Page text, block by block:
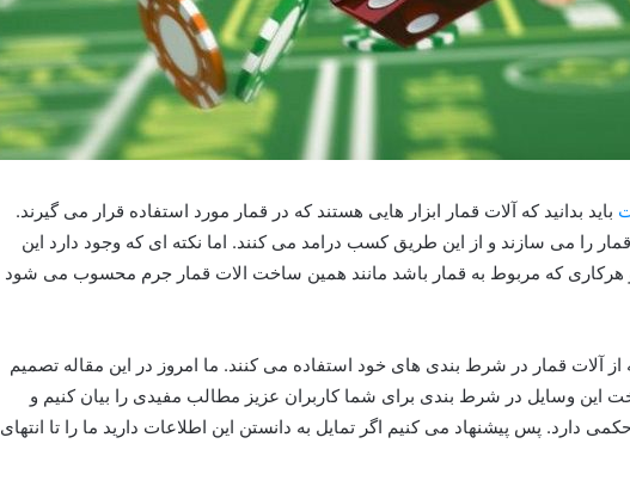
باید بدانید که آلات قمار ابزار هایی هستند که در قمار مورد استفاده قرار می گیرند.
را می سازند و از این طریق کسب درامد می کنند. اما نکته ای که وجود دارد این
هرکاری که مربوط به قمار باشد مانند همین ساخت الات قمار جرم محسوب می شود
از آلات قمار در شرط بندی های خود استفاده می کنند. ما امروز در این مقاله تصمیم
این وسایل در شرط بندی برای شما کاربران عزیز مطالب مفیدی را بیان کنیم و
دارد. پس پیشنهاد می کنیم اگر تمایل به دانستن این اطلاعات دارید ما را تا انتهای